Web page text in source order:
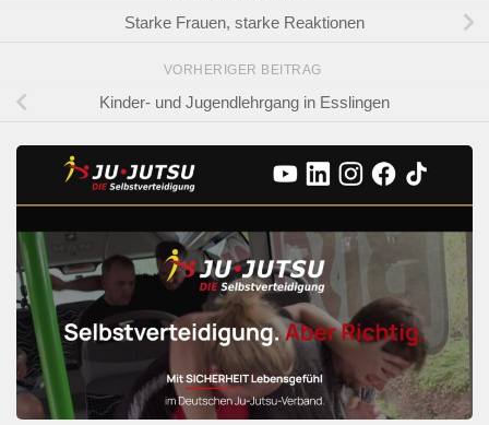
Starke Frauen, starke Reaktionen
VORHERIGER BEITRAG
Kinder- und Jugendlehrgang in Esslingen